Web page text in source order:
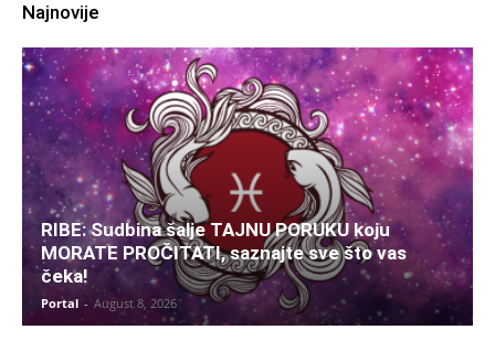
Najnovije
RIBE: Sudbina šalje TAJNU PORUKU koju
MORATE PROČITATI, saznajte sve što vas
čeka!
Portal - August 8, 2026